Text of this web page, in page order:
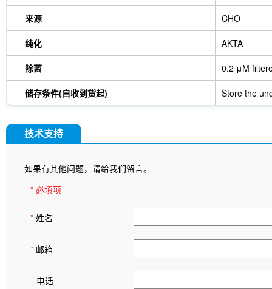
来源 CHO
纯化 AKTA
除菌 0.2 μM
储存条件(自收到货起) Store the
技术支持
如果有其他问题，请给我们留言。
* 必填项
* 姓名
* 邮箱
电话